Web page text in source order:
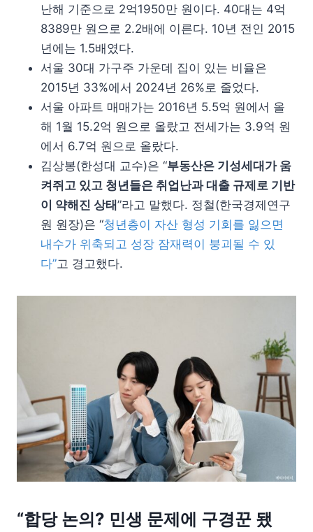
난해 기준으로 2억1950만 원이다. 40대는 4억
8389만 원으로 2.2배에 이른다. 10년 전인 2015
년에는 1.5배였다.
서울 30대 가구주 가운데 집이 있는 비율은
2015년 33%에서 2024년 26%로 줄었다.
서울 아파트 매매가는 2016년 5.5억 원에서 올
해 1월 15.2억 원으로 올랐고 전세가는 3.9억 원
에서 6.7억 원으로 올랐다.
김상봉(한성대 교수)은 “부동산은 기성세대가 움
켜쥐고 있고 청년들은 취업난과 대출 규제로 기반
이 약해진 상태”라고 말했다. 정철(한국경제연구
원 원장)은 “청년층이 자산 형성 기회를 잃으면
내수가 위축되고 성장 잠재력이 붕괴될 수 있
다”고 경고했다.
“합당 논의? 민생 문제에 구경꾼 됐